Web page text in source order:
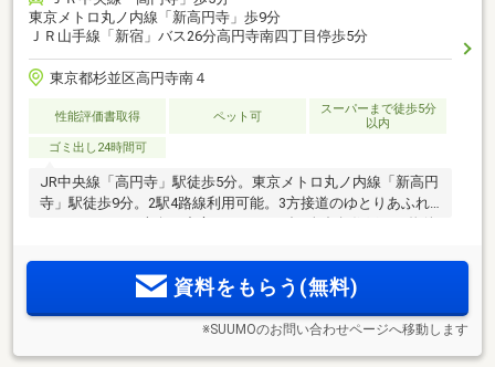
東京メトロ丸ノ内線「新高円寺」歩9分
ＪＲ山手線「新宿」バス26分高円寺南四丁目停歩5分
東京都杉並区高円寺南４
性能評価書取得 ペット可
スーパーまで徒歩5分
以内
ゴミ出し24時間可
JR中央線「高円寺」駅徒歩5分。東京メトロ丸ノ内線「新高円
寺」駅徒歩9分。2駅4路線利用可能。3方接道のゆとりあふれ
資料をもらう(無料)
※SUUMOのお問い合わせページへ移動します